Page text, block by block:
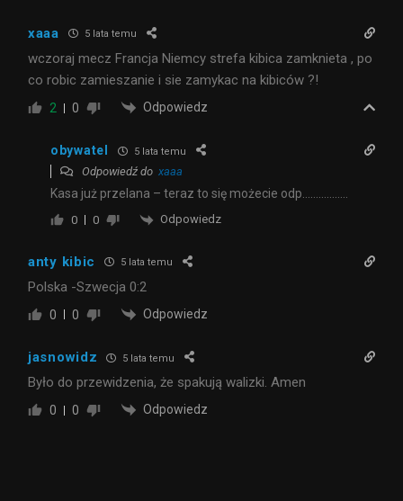
xaaa 5 lata temu
wczoraj mecz Francja Niemcy strefa kibica zamknieta , po
co robic zamieszanie i sie zamykac na kibiców ?!
2 0 Odpowiedz
obywatel 5 lata temu
Odpowiedź do xaaa
Kasa już przelana – teraz to się możecie odp……………..
0 0 Odpowiedz
anty kibic 5 lata temu
Polska -Szwecja 0:2
0 0 Odpowiedz
jasnowidz 5 lata temu
Było do przewidzenia, że spakują walizki. Amen
0 0 Odpowiedz